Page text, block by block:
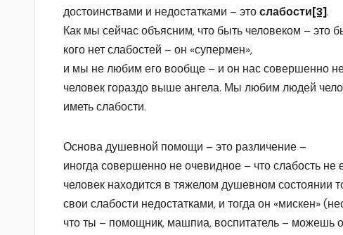
достоинствами и недостатками – этослабости[3].
Как мы сейчас объясним, что быть человеком – это
кого нет слабостей – он «супермен»,
и мы не любим его вообще – и он нас совершенно не
человек гораздо выше ангела. Мы любим людей
иметь слабости.
Основа душевной помощи – это различение –
иногда совершенно не очевидное – что слабость не
человек находится в тяжелом душевном состоянии
свои слабости недостатками, и тогда он «мискен»
что ты – помощник, машпиа, воспитатель – можешь